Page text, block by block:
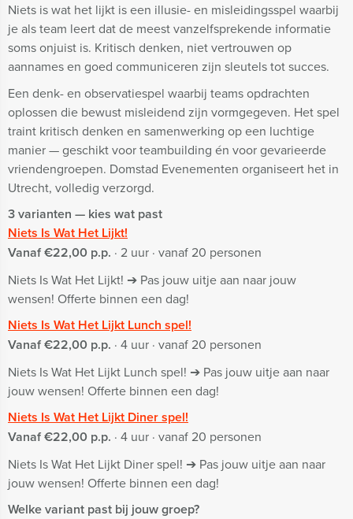
Niets is wat het lijkt is een illusie- en misleidingsspel waarbij
je als team leert dat de meest vanzelfsprekende informatie
soms onjuist is. Kritisch denken, niet vertrouwen op
aannames en goed communiceren zijn sleutels tot succes.
Een denk- en observatiespel waarbij teams opdrachten
oplossen die bewust misleidend zijn vormgegeven. Het spel
traint kritisch denken en samenwerking op een luchtige
manier — geschikt voor teambuilding én voor gevarieerde
vriendengroepen. Domstad Evenementen organiseert het in
Utrecht, volledig verzorgd.
3 varianten — kies wat past
Niets Is Wat Het Lijkt!
Vanaf €22,00 p.p. · 2 uur · vanaf 20 personen
Niets Is Wat Het Lijkt! ➔ Pas jouw uitje aan naar jouw
wensen! Offerte binnen een dag!
Niets Is Wat Het Lijkt Lunch spel!
Vanaf €22,00 p.p. · 4 uur · vanaf 20 personen
Niets Is Wat Het Lijkt Lunch spel! ➔ Pas jouw uitje aan naar
jouw wensen! Offerte binnen een dag!
Niets Is Wat Het Lijkt Diner spel!
Vanaf €22,00 p.p. · 4 uur · vanaf 20 personen
Niets Is Wat Het Lijkt Diner spel! ➔ Pas jouw uitje aan naar
jouw wensen! Offerte binnen een dag!
Welke variant past bij jouw groep?